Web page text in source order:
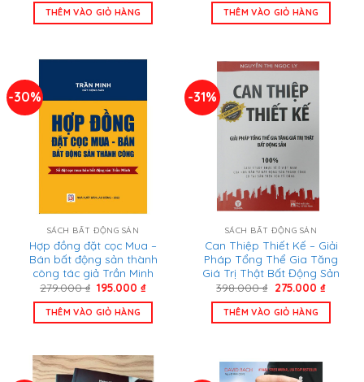
là:
209.000 ₫.
THÊM VÀO GIỎ HÀNG là:
249.000 ₫.
THÊM VÀO GIỎ HÀNG
-30%
SÁCH BẤT ĐỘNG SẢN
Hợp đồng đặt cọc Mua –
Bán bất động sản thành
công tác giả Trần Minh
279.000₫ Giá
là:
279.000 ₫.
195.000₫Giá
tại
THÊM VÀO GIỎ HÀNG
-31%
SÁCH BẤT ĐỘNG SẢN
Can Thiệp Thiết Kế – Giải
Pháp Tổng Thể Gia Tăng
Giá Trị Thật Bất Động Sản
398.000₫ Giá
là:
398.000 ₫.
275.000 ₫Giá
tại
THÊM VÀO GIỎ HÀNG